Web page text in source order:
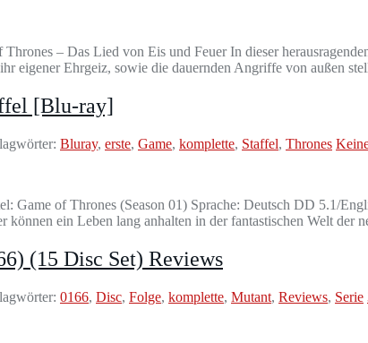
– Das Lied von Eis und Feuer In dieser
eigener Ehrgeiz, sowie die dauernden Angriffe von außen
[Blu-ray]
Bluray, erste, Game, komplette, Staffel, Thrones
Game of Thrones (Season 01) Sprache: Deutsch DD 5.1/
ein Leben lang anhalten in der fantastischen Welt
(15 Disc Set) Reviews
0166, Disc, Folge, komplette, Mutant, Reviews, Serie